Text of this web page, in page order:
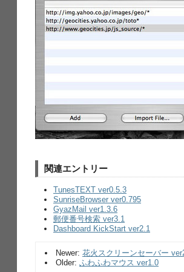
関連エントリー
TunesTEXT ver0.5.3
SunriseBrowser ver0.795
GyazMail ver1.3.6
郵便番号検索 ver3.1
Dashboard KickStart ver2.1
Newer: 花火スクリーンセーバー
Older: ふわふわマウス ver1.0